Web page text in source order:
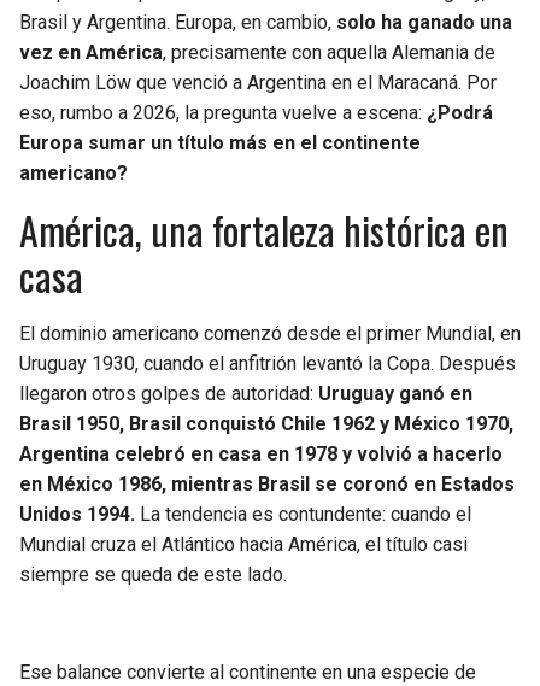
Brasil y Argentina. Europa, en cambio, solo ha ganado una
vez en América, precisamente con aquella Alemania de
Joachim Löw que venció a Argentina en el Maracaná. Por
eso, rumbo a 2026, la pregunta vuelve a escena: ¿Podrá
Europa sumar un título más en el continente
americano?
América, una fortaleza histórica en
casa
El dominio americano comenzó desde el primer Mundial, en
Uruguay 1930, cuando el anfitrión levantó la Copa. Después
llegaron otros golpes de autoridad: Uruguay ganó en
Brasil 1950, Brasil conquistó Chile 1962 y México 1970,
Argentina celebró en casa en 1978 y volvió a hacerlo
en México 1986, mientras Brasil se coronó en Estados
Unidos 1994. La tendencia es contundente: cuando el
Mundial cruza el Atlántico hacia América, el título casi
siempre se queda de este lado.
Ese balance convierte al continente en una especie de